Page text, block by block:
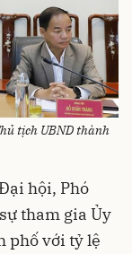
tịch UBND thành
hội, Phó
tham gia Ủy
phố với tỷ lệ